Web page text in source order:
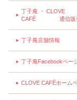
丁子庵 ・ CLOVE
CAFÉ 通信販
丁子庵店舗情報
丁子庵Facebookペー
CLOVE CAFÉホーム